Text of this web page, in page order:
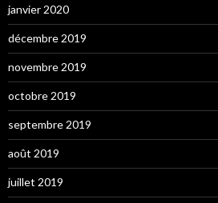
janvier 2020
décembre 2019
novembre 2019
octobre 2019
septembre 2019
août 2019
juillet 2019